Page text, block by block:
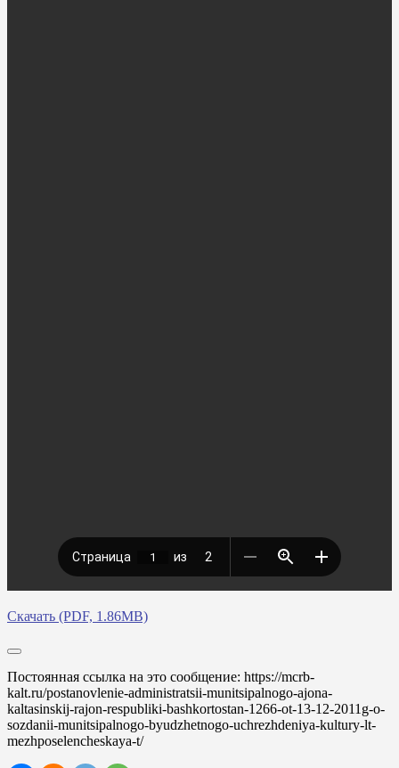
Скачать (PDF, 1.86MB)
Постоянная ссылка на это сообщение: https://mcrb-
kalt.ru/postanovlenie-administratsii-munitsipalnogo-ajona-
kaltasinskij-rajon-respubliki-bashkortostan-1266-ot-13-12-2011g-o-
sozdanii-munitsipalnogo-byudzhetnogo-uchrezhdeniya-kultury-lt-
mezhposelencheskaya-t/